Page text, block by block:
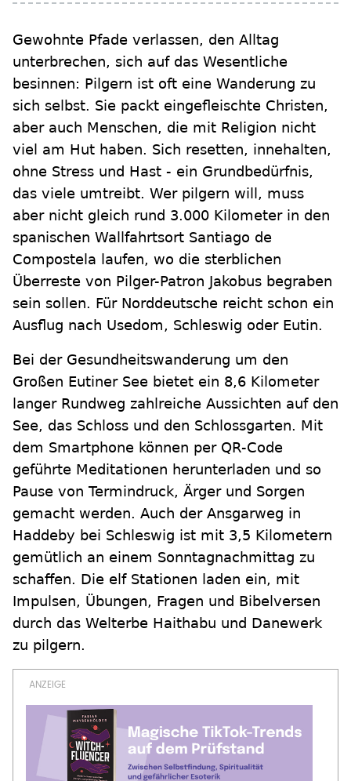
Gewohnte Pfade verlassen, den Alltag
unterbrechen, sich auf das Wesentliche
besinnen: Pilgern ist oft eine Wanderung zu
sich selbst. Sie packt eingefleischte Christen,
aber auch Menschen, die mit Religion nicht
viel am Hut haben. Sich resetten, innehalten,
ohne Stress und Hast - ein Grundbedürfnis,
das viele umtreibt. Wer pilgern will, muss
aber nicht gleich rund 3.000 Kilometer in den
spanischen Wallfahrtsort Santiago de
Compostela laufen, wo die sterblichen
Überreste von Pilger-Patron Jakobus begraben
sein sollen. Für Norddeutsche reicht schon ein
Ausflug nach Usedom, Schleswig oder Eutin.
Bei der Gesundheitswanderung um den
Großen Eutiner See bietet ein 8,6 Kilometer
langer Rundweg zahlreiche Aussichten auf den
See, das Schloss und den Schlossgarten. Mit
dem Smartphone können per QR-Code
geführte Meditationen herunterladen und so
Pause von Termindruck, Ärger und Sorgen
gemacht werden. Auch der Ansgarweg in
Haddeby bei Schleswig ist mit 3,5 Kilometern
gemütlich an einem Sonntagnachmittag zu
schaffen. Die elf Stationen laden ein, mit
Impulsen, Übungen, Fragen und Bibelversen
durch das Welterbe Haithabu und Danewerk
zu pilgern.